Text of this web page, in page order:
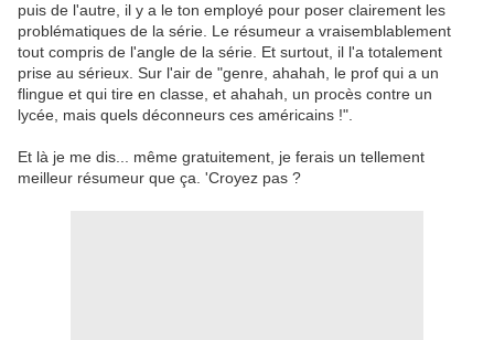
puis de l'autre, il y a le ton employé pour poser clairement les
problématiques de la série. Le résumeur a vraisemblablement
tout compris de l'angle de la série. Et surtout, il l'a totalement
prise au sérieux. Sur l'air de "genre, ahahah, le prof qui a un
flingue et qui tire en classe, et ahahah, un procès contre un
lycée, mais quels déconneurs ces américains !".
Et là je me dis... même gratuitement, je ferais un tellement
meilleur résumeur que ça. 'Croyez pas ?